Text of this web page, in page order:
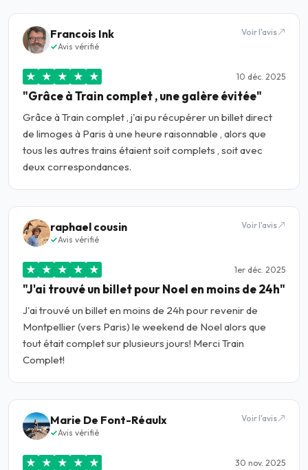
★ ★ ★ ★ ★ 10 déc. 2025
"Grâce à Train complet , une galère évitée"
Grâce à Train complet , j'ai pu récupérer un billet direct
de limoges à Paris à une heure raisonnable , alors que
tous les autres trains étaient soit complets , soit avec
deux correspondances.
Francois Ink
Avis vérifié
Voir l'avis
★ ★ ★ ★ ★ 1er déc. 2025
"J'ai trouvé un billet pour Noel en moins de 24h"
J'ai trouvé un billet en moins de 24h pour revenir de
Montpellier (vers Paris) le weekend de Noel alors que
tout était complet sur plusieurs jours! Merci Train
Complet!
raphael cousin
Avis vérifié
Voir l'avis
★ ★ ★ ★ ★ 30 nov. 2025
Marie De Font-Réaulx
Avis vérifié
Voir l'avis